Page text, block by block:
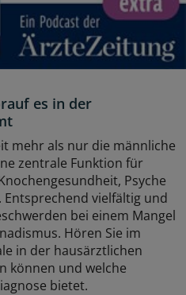
es in der
mehr als nur die männliche
zentrale Funktion für
Psyche
Entsprechend vielfältig und
bei einem Mangel
Hören Sie im
in der hausärztlichen
können und welche
bietet.